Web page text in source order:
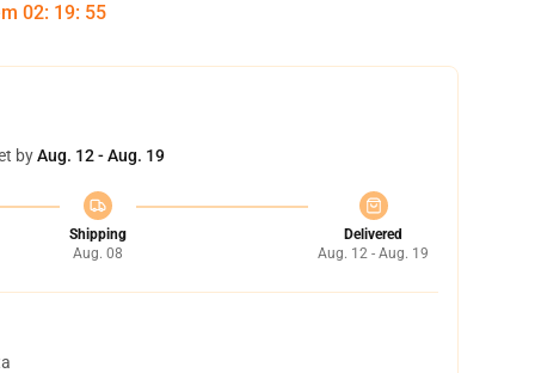
02: 19: 54
byAug. 12 - Aug. 19
Shipping
Aug. 08
Delivered
Aug. 12 - Aug. 19